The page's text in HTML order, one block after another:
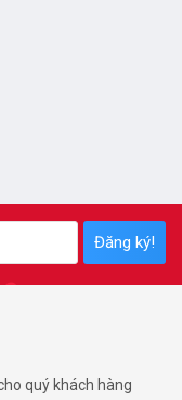
Đăng ký!
quý khách hàng